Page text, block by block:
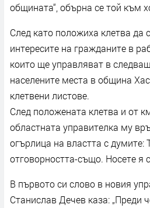
общината“, обърна се той към
След като положиха клетва да
интересите на гражданите в
които ще управляват в
населените места в община
клетвени листове.
След положената клетва и от
областната управителка му
огърлица на властта с думите:
отговорността-също. Носете я
В първото си слово в новия
Станислав Дечев каза: „Преди